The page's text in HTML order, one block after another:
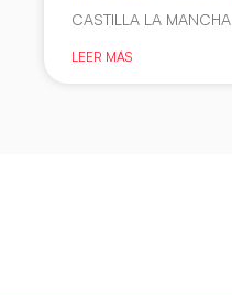
CASTILLA LA MANCHA
LEER MÁS